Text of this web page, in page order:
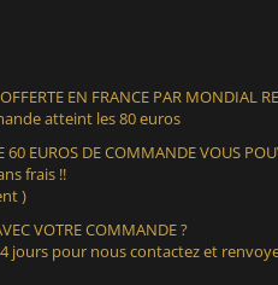
EN FRANCE PAR MONDIAL
atteint les 80 euros
60 EUROS DE COMMANDE VOUS
frais !!
)
VOTRE COMMANDE ?
jours pour nous contactez et